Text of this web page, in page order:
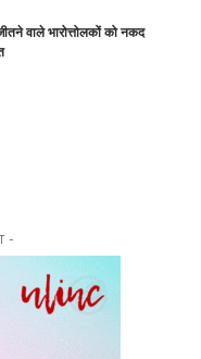
वाले भारोत्तोलकों को नकद
-